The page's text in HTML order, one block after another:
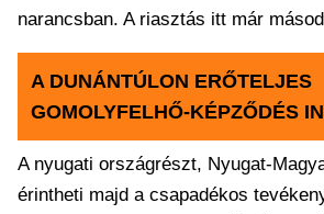
narancsban. A riasztás itt már
A DUNÁNTÚLON ERŐTELJES
GOMOLYFELHŐ-KÉPZŐDÉS
A nyugati országrészt, Nyugat-
érintheti majd a csapadékos